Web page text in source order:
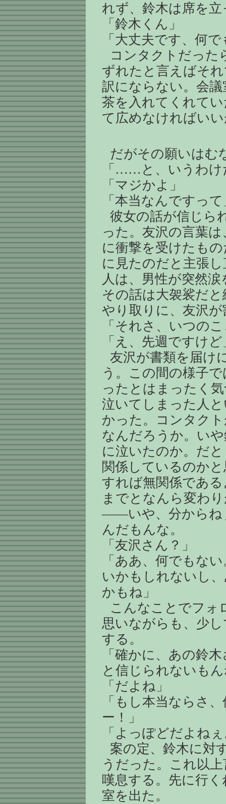
れず、鈴木は席を立
「鈴木くん」
「大丈夫です、何
コンタクトだった
ずれたと言えばそ
訳にならない。会
茶を入れてくれて
て広めなければい
だがその願いはむ
「……と、いうわけ
「マジかよ」
「本当なんですっ
彼女の話が信じら
った。友沢の言葉
に衝撃を受けたも
に見たのだと主張
人は、男性が突然
その話は大袈裟だ
やり取りに、友沢
「それさ、いつの
「え、先週ですけど
友沢が書類を届け
う。この間の様子
ったとはまったく
泣いてしまった人
かった。コンタク
なんだろうか。い
に泣いたのか。だ
関係しているのか
すれば無関係であ
までとなんら変わ
――いや、分からね
んだもんな。
「友沢さん？」
「ああ、何でもな
いかもしれないし
かもね」
こんなことでフォ
思いながらも、少
する。
「確かに、あの鈴
と信じられないも
「だよね」
「もし本当ならさ
ー！」
「よっぽどだよね
案の定、鈴木に対
うだった。これ以
嘆息する。先に行
室を出た。